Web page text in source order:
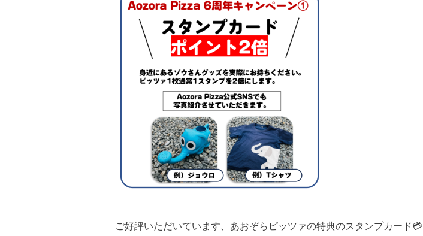
ご好評いただいています、あおぞらピッツァの特典のスタンプカード💳